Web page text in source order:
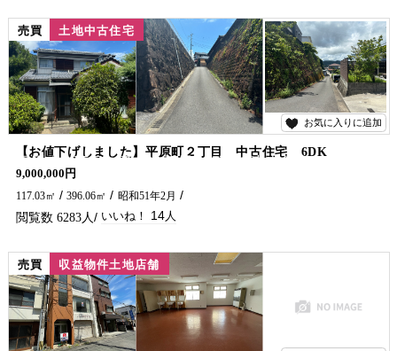
売買 土地中古住宅
お気に入りに追加
【お値下げしました】平原町２丁目 中古住宅 6DK
9,000,000円
117.03㎡
396.06㎡ 昭和51年2月
6283 14
売買 収益物件土地店舗